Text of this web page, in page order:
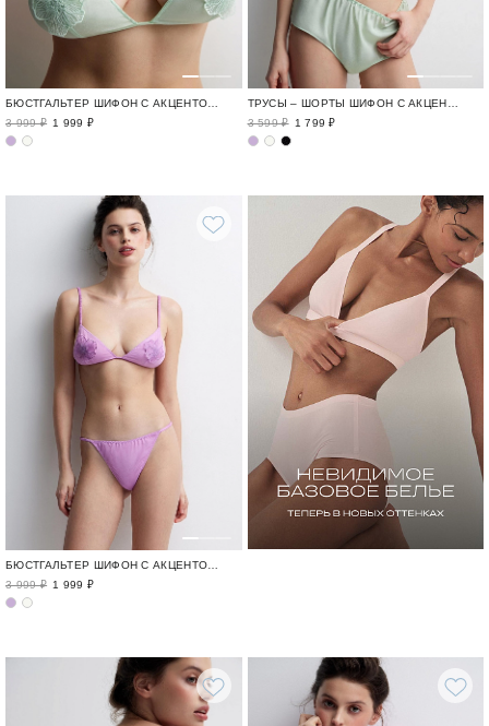
3 999 ₽ 1 999 ₽
3 599 ₽ 1 799 ₽
3 999 ₽ 1 999 ₽